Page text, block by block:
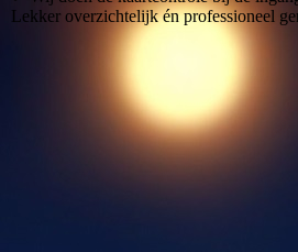
Lekker overzichtelijk én professioneel